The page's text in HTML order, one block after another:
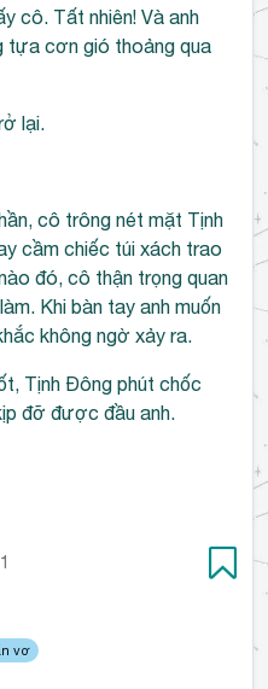
cô. Tất nhiên! Và anh
tựa cơn gió thoảng qua
lại.
cô trông nét mặt Tịnh
cầm chiếc túi xách trao
đó, cô thận trọng quan
Khi bàn tay anh muốn
không ngờ xảy ra.
Tịnh Đông phút chốc
đỡ được đầu anh.
vơ